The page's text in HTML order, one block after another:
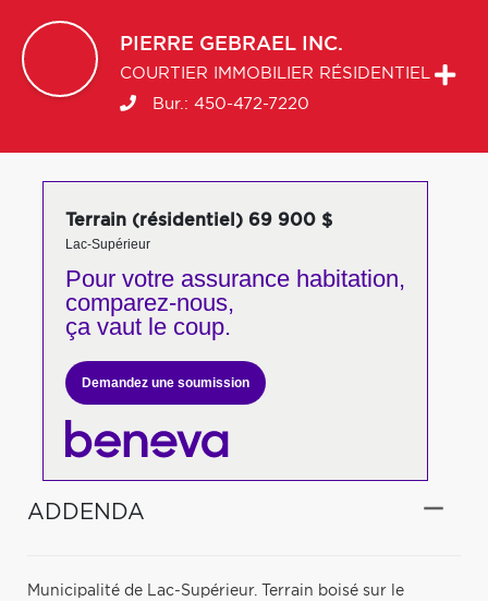
PIERRE GEBRAEL INC.
COURTIER IMMOBILIER RÉSIDENTIEL
Bur.: 450-472-7220
Terrain (résidentiel) 69 900 $
Lac-Supérieur
Pour votreassurance habitation,
comparez-nous,
ça vaut le coup.
Demandez une soumission
ADDENDA
Municipalité de Lac-Supérieur. Terrain boisé sur le